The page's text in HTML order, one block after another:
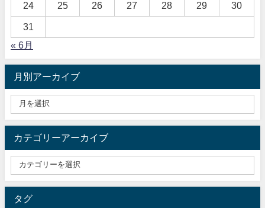
24 25 26 27 28 29 30
31
« 6月
月別アーカイブ
カテゴリーアーカイブ
タグ